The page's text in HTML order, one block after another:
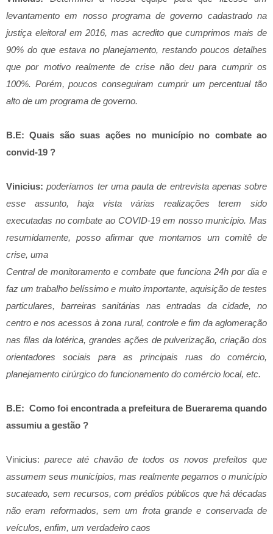
levantamento em nosso programa de governo cadastrado na
justiça eleitoral em 2016, mas acredito que cumprimos mais de
90% do que estava no planejamento, restando poucos detalhes
que por motivo realmente de crise não deu para cumprir os
100%. Porém, poucos conseguiram cumprir um percentual tão
alto de um programa de governo.
B.E: Quais são suas ações no município no combate ao
convid-19 ?
Vinicius: poderíamos ter uma pauta de entrevista apenas sobre
esse assunto, haja vista várias realizações terem sido
executadas no combate ao COVID-19 em nosso município. Mas
resumidamente, posso afirmar que montamos um comitê de
crise, uma
Central de monitoramento e combate que funciona 24h por dia e
faz um trabalho belíssimo e muito importante, aquisição de testes
particulares, barreiras sanitárias nas entradas da cidade, no
centro e nos acessos à zona rural, controle e fim da aglomeração
nas filas da lotérica, grandes ações de pulverização, criação dos
orientadores sociais para as principais ruas do comércio,
planejamento cirúrgico do funcionamento do comércio local, etc.
B.E: Como foi encontrada a prefeitura de Buerarema quando
assumiu a gestão ?
Vinicius: parece até chavão de todos os novos prefeitos que
assumem seus municípios, mas realmente pegamos o município
sucateado, sem recursos, com prédios públicos que há décadas
não eram reformados, sem um frota grande e conservada de
veículos, enfim, um verdadeiro caos